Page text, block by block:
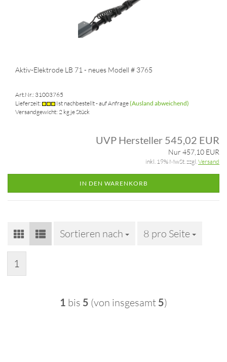
Aktiv-Elektrode LB 71 - neues Modell # 3765
Art.Nr.: 31003765
Lieferzeit:
Ist nachbestellt - auf Anfrage(Ausland abweichend)
Versandgewicht: 2 kg je Stück
UVP Hersteller 545,02 EUR
Nur 457,10 EUR
inkl. 19% MwSt. zzgl. Versand
IN DEN WARENKORB
Sortieren nach
Sortieren nach 8 pro Seite
pro Seite
1
1 bis 5 (von insgesamt 5)